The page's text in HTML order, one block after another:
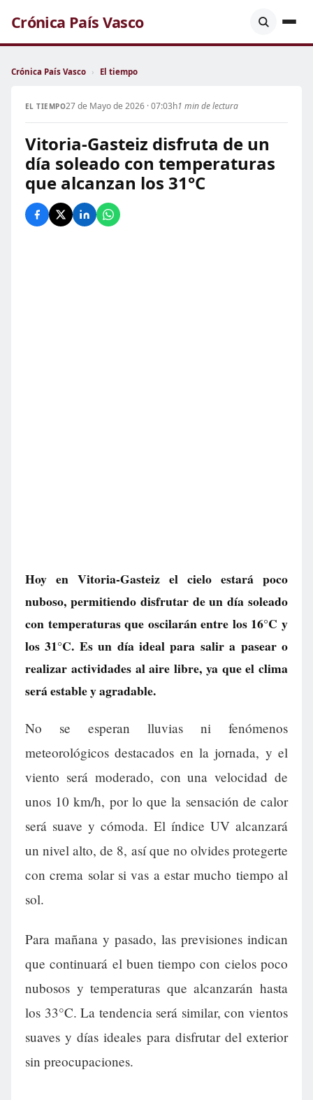
Crónica País Vasco
Crónica País Vasco › El tiempo
EL TIEMPO27 de Mayo de 2026 · 07:03h1 min de lectura
Vitoria-Gasteiz disfruta de un
día soleado con temperaturas
que alcanzan los 31°C
Hoy en Vitoria-Gasteiz el cielo estará poco
nuboso, permitiendo disfrutar de un día soleado
con temperaturas que oscilarán entre los 16°C y
los 31°C. Es un día ideal para salir a pasear o
realizar actividades al aire libre, ya que el clima
será estable y agradable.
No se esperan lluvias ni fenómenos
meteorológicos destacados en la jornada, y el
viento será moderado, con una velocidad de
unos 10 km/h, por lo que la sensación de calor
será suave y cómoda. El índice UV alcanzará
un nivel alto, de 8, así que no olvides protegerte
con crema solar si vas a estar mucho tiempo al
sol.
Para mañana y pasado, las previsiones indican
que continuará el buen tiempo con cielos poco
nubosos y temperaturas que alcanzarán hasta
los 33°C. La tendencia será similar, con vientos
suaves y días ideales para disfrutar del exterior
sin preocupaciones.